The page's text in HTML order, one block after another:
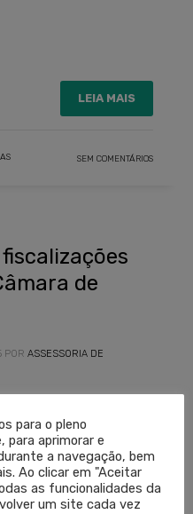
LEIA MAIS
SEM COMENTÁRIOS
de
POR ASSESSORIA DE
para o pleno
para aprimorar e
a navegação, bem
Ao clicar em "Aceitar
as funcionalidades da
um site cada vez